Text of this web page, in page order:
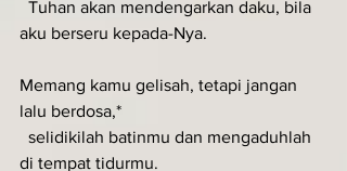
aku berseru kepada-Nya.
Memang kamu gelisah, tetapi jangan
lalu berdosa,*
di tempat tidurmu.